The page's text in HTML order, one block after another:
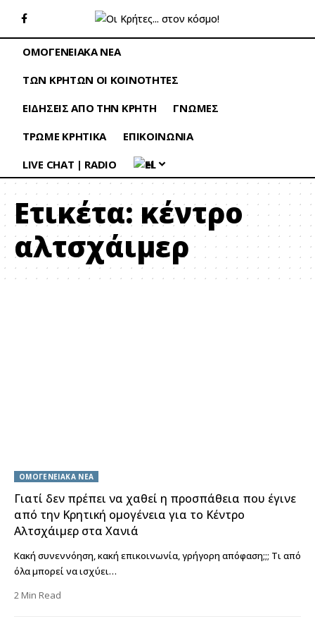
ΟΜΟΓΕΝΕΙΑΚΑ ΝΕΑ
ΤΩΝ ΚΡΗΤΩΝ ΟΙ ΚΟΙΝΟΤΗΤΕΣ
ΕΙΔΗΣΕΙΣ ΑΠΟ ΤΗΝ ΚΡΗΤΗ
ΓΝΩΜΕΣ
ΤΡΩΜΕ ΚΡΗΤΙΚΑ
ΕΠΙΚΟΙΝΩΝΙΑ
LIVE CHAT | RADIO
EL
Ετικέτα: κέντρο
αλτσχάιμερ
ΟΜΟΓΕΝΕΙΑΚΑ ΝΕΑ
Γιατί δεν πρέπει να χαθεί η προσπάθεια που έγινε
από την Κρητική ομογένεια για το Κέντρο
Αλτσχάιμερ στα Χανιά
Κακή συνεννόηση, κακή επικοινωνία, γρήγορη απόφαση;;; Τι από
όλα μπορεί να ισχύει…
2 Min Read